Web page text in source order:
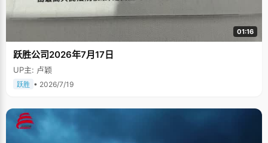
01:16
跃胜公司2026年7月17日
UP主: 卢颖
跃胜 • 2026/7/19